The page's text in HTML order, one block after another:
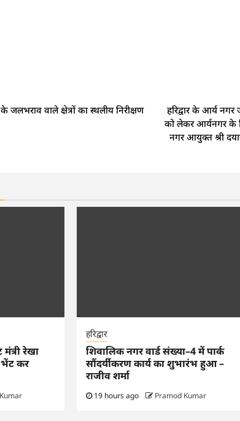
जलभराव वाले क्षेत्रों का स्थलीय निरीक्षण
हरिद्वार के आर्य
को लेकर आर्यनगर के
नगर आयुक्त श्री
मंत्री रेखा
भेंट कर
हरिद्वार
शिवालिक नगर वार्ड संख्या–4 में पार्क
सौंदर्यीकरण कार्य का शुभारंभ हुआ –
राजीव शर्मा
19 hours ago Pramod Kumar